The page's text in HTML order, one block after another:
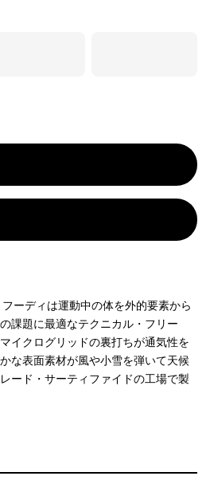
ーディは運動中の体を外的要素から
課題に最適なテクニカル・フリー
イクログリッドの裏打ちが通気性を
な表面素材が風や小雪を弾いて天候
ード・サーティファイドの工場で製